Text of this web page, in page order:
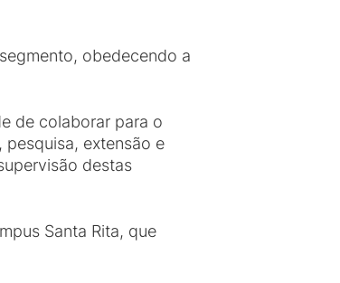
obedecendo a
de colaborar para o
extensão e
destas
Santa Rita, que